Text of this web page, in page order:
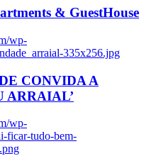
& GuestHouse
wp-
335x256.jpg
CONVIDA A
ARRAIAL’
wp-
ficar-tudo-bem-